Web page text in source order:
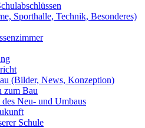
Sporthalle, Technik, Besonderes)
(Bilder, News, Konzeption)
zum Bau
Neu- und Umbaus
Schule